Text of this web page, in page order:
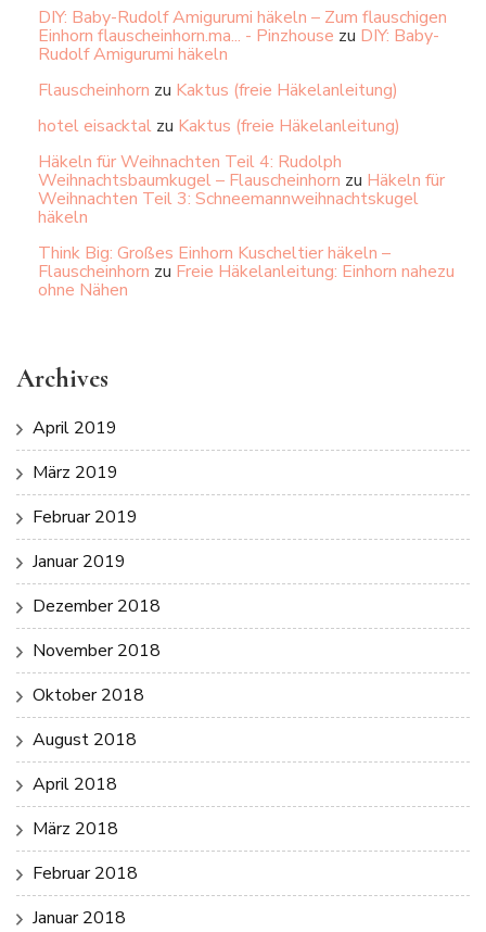
DIY: Baby-Rudolf Amigurumi häkeln – Zum flauschigen
Einhorn flauscheinhorn.ma... - Pinzhouse zu DIY: Baby-
Rudolf Amigurumi häkeln
Flauscheinhorn zu Kaktus (freie Häkelanleitung)
hotel eisacktal zu Kaktus (freie Häkelanleitung)
Häkeln für Weihnachten Teil 4: Rudolph
Weihnachtsbaumkugel – Flauscheinhorn zu Häkeln für
Weihnachten Teil 3: Schneemannweihnachtskugel
häkeln
Think Big: Großes Einhorn Kuscheltier häkeln –
Flauscheinhorn zu Freie Häkelanleitung: Einhorn nahezu
ohne Nähen
Archives
April 2019
März 2019
Februar 2019
Januar 2019
Dezember 2018
November 2018
Oktober 2018
August 2018
April 2018
März 2018
Februar 2018
Januar 2018